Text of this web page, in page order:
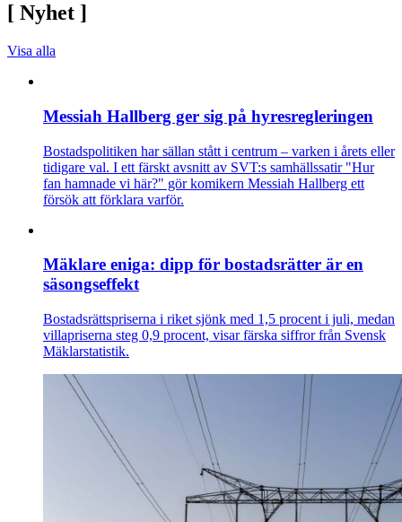
[ Nyhet ]
Visa alla
Messiah Hallberg ger sig på hyresregleringen
Bostadspolitiken har sällan stått i centrum – varken i årets eller
tidigare val. I ett färskt avsnitt av SVT:s samhällssatir "Hur
fan hamnade vi här?" gör komikern Messiah Hallberg ett
försök att förklara varför.
Mäklare eniga: dipp för bostadsrätter är en
säsongseffekt
Bostadsrättspriserna i riket sjönk med 1,5 procent i juli, medan
villapriserna steg 0,9 procent, visar färska siffror från Svensk
Mäklarstatistik.